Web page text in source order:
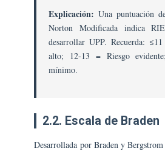
Explicación: Una puntuación
Norton Modificada indica
desarrollar UPP. Recuerda:
alto; 12-13 = Riesgo
mínimo.
2.2. Escala de Braden
Desarrollada por Braden y